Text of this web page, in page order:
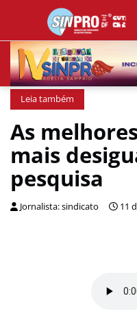
Leia também
As
mais
pesquisa
Jornalista: sindicato 11